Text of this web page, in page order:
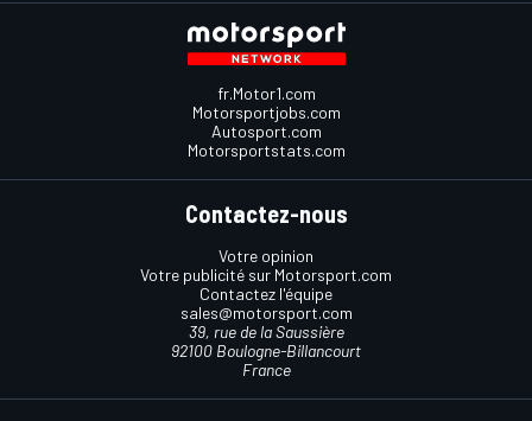
fr.Motor1.com
Motorsportjobs.com
Autosport.com
Motorsportstats.com
Contactez-nous
Votre opinion
Votre publicité sur Motorsport.com
Contactez l'équipe
sales@motorsport.com
39, rue de la Saussière
92100 Boulogne-Billancourt
France